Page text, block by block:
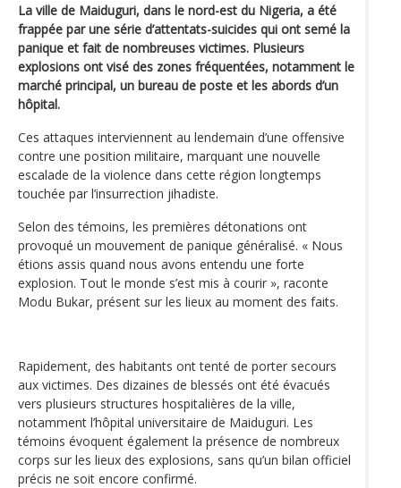
La ville de Maiduguri, dans le nord-est du Nigeria, a été
frappée par une série d’attentats-suicides qui ont semé la
panique et fait de nombreuses victimes. Plusieurs
explosions ont visé des zones fréquentées, notamment le
marché principal, un bureau de poste et les abords d’un
hôpital.
Ces attaques interviennent au lendemain d’une offensive
contre une position militaire, marquant une nouvelle
escalade de la violence dans cette région longtemps
touchée par l’insurrection jihadiste.
Selon des témoins, les premières détonations ont
provoqué un mouvement de panique généralisé. « Nous
étions assis quand nous avons entendu une forte
explosion. Tout le monde s’est mis à courir », raconte
Modu Bukar, présent sur les lieux au moment des faits.
Rapidement, des habitants ont tenté de porter secours
aux victimes. Des dizaines de blessés ont été évacués
vers plusieurs structures hospitalières de la ville,
notamment l’hôpital universitaire de Maiduguri. Les
témoins évoquent également la présence de nombreux
corps sur les lieux des explosions, sans qu’un bilan officiel
précis ne soit encore confirmé.